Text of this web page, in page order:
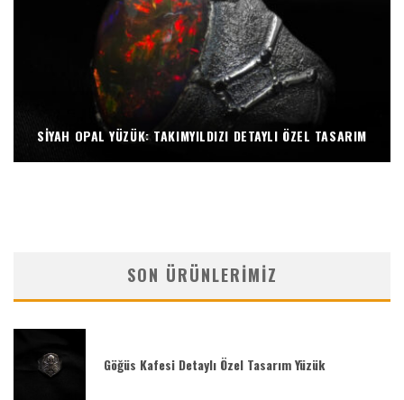
SIYAH OPAL YÜZÜK: TAKIMYILDIZI DETAYLI ÖZEL TASARIM
SON ÜRÜNLERIMIZ
Göğüs Kafesi Detaylı Özel Tasarım Yüzük